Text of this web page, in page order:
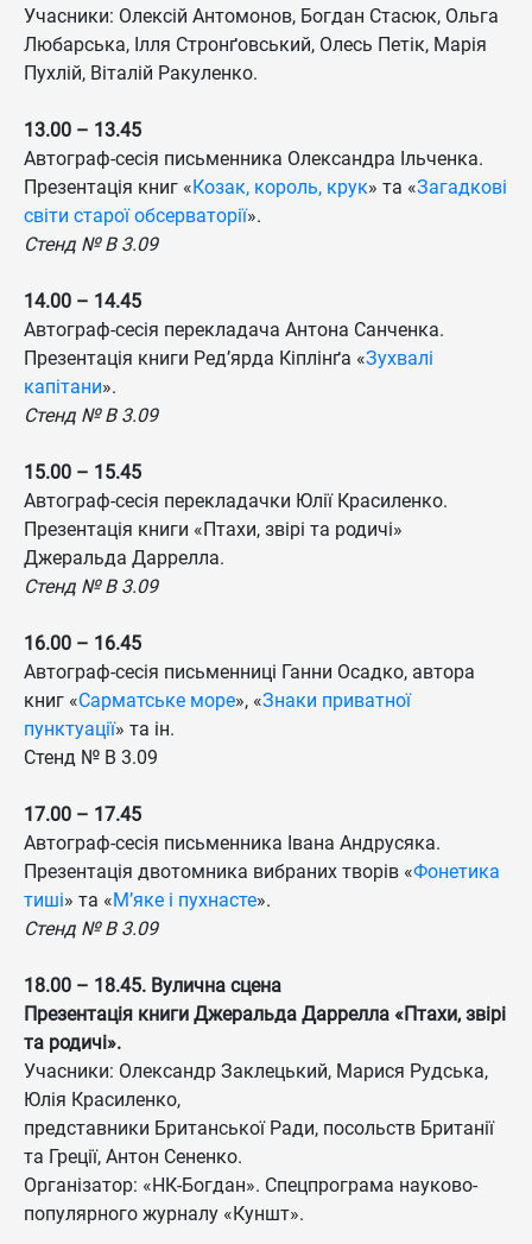
Учасники: Олексій Антомонов, Богдан Стасюк, Ольга
Любарська, Ілля Стронґовський, Олесь Петік, Марія
Пухлій, Віталій Ракуленко.
13.00 – 13.45
Автограф-сесія письменника Олександра Ільченка.
Презентація книг «Козак, король, крук» та «Загадкові
світи старої обсерваторії».
Стенд № B 3.09
14.00 – 14.45
Автограф-сесія перекладача Антона Санченка.
Презентація книги Ред’ярда Кіплінґа «Зухвалі
капітани».
Стенд № B 3.09
15.00 – 15.45
Автограф-сесія перекладачки Юлії Красиленко.
Презентація книги «Птахи, звірі та родичі»
Джеральда Даррелла.
Стенд № B 3.09
16.00 – 16.45
Автограф-сесія письменниці Ганни Осадко, автора
книг «Сарматське море», «Знаки приватної
пунктуації» та ін.
Стенд № B 3.09
17.00 – 17.45
Автограф-сесія письменника Івана Андрусяка.
Презентація двотомника вибраних творів «Фонетика
тиші» та «М’яке і пухнасте».
Стенд № B 3.09
18.00 – 18.45. Вулична сцена
Презентація книги Джеральда Даррелла «Птахи, звірі
та родичі».
Учасники: Олександр Заклецький, Марися Рудська,
Юлія Красиленко,
представники Британської Ради, посольств Британії
та Греції, Антон Сененко.
Організатор: «НК-Богдан». Спецпрограма науково-
популярного журналу «Куншт».